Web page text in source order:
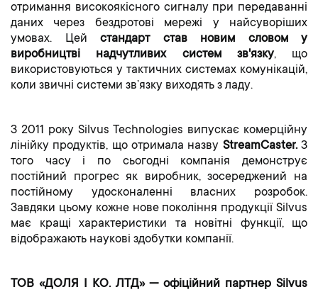
отримання високоякісного сигналу при передаванні
даних через бездротові мережі у найсуворіших
умовах. Цей стандарт став новим словом у
виробництві надчутливих систем зв'язку, що
використовуються у тактичних системах комунікацій,
коли звичні системи зв’язку виходять з ладу.
З 2011 року Silvus Technologies випускає комерційну
лінійку продуктів, що отримала назву StreamCaster.З
того часу і по сьогодні компанія демонструє
постійний прогрес як виробник, зосереджений на
постійному удосконаленні власних розробок.
Завдяки цьому кожне нове покоління продукції Silvus
має кращі характеристики та новітні функції, що
відображають наукові здобутки компанії.
ТОВ «ДОЛЯ І КО. ЛТД» — офіційний партнер Silvus